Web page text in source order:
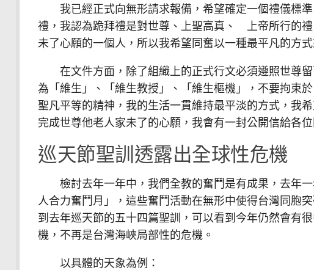
我已經正式向無形請求報備，希望確定一個禮儀標準
禮，我認為跪拜禮是對世尊、上聖高真、 上帝所行的
未了心願的一個人，所以我希望同奮以一種最平凡的方式
在文件方面，除了組織上的正式行文必須遵照世尊留
為「維生」、「維生教授」、「維生樞機」，不要拘束
聖凡平等的精神，我的生活一貫維持最平淡的方式，我
完成世尊他老人家未了的心願，我會有一封公開信給各
巡天節聖訓透露出全球性危機
檢討去年一年中，我們全教的奮鬥是有成果，去年一
人合力奮鬥月」，這些奮鬥活動在無形中使得台灣同胞
到去年巡天節的五十四篇聖訓，可以看到今年仍然會有
機，不再是台灣海峽局部性的危機。
以具體的天象為例：